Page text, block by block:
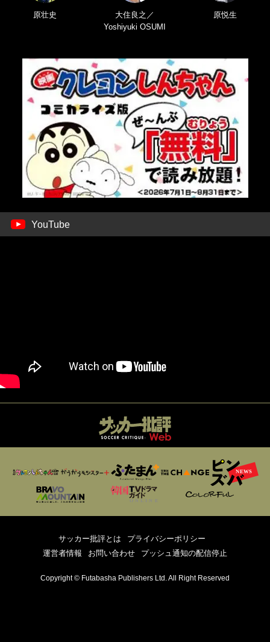
原壮史
大住良之／
Yoshiyuki OSUMI
原悦生
YouTube
サッカー批評とは
プライバシーポリシー
運営者情報
お問い合わせ プッシュ通知の配信停止
Copyright © Futabasha Publishers Ltd. All Right Reserved